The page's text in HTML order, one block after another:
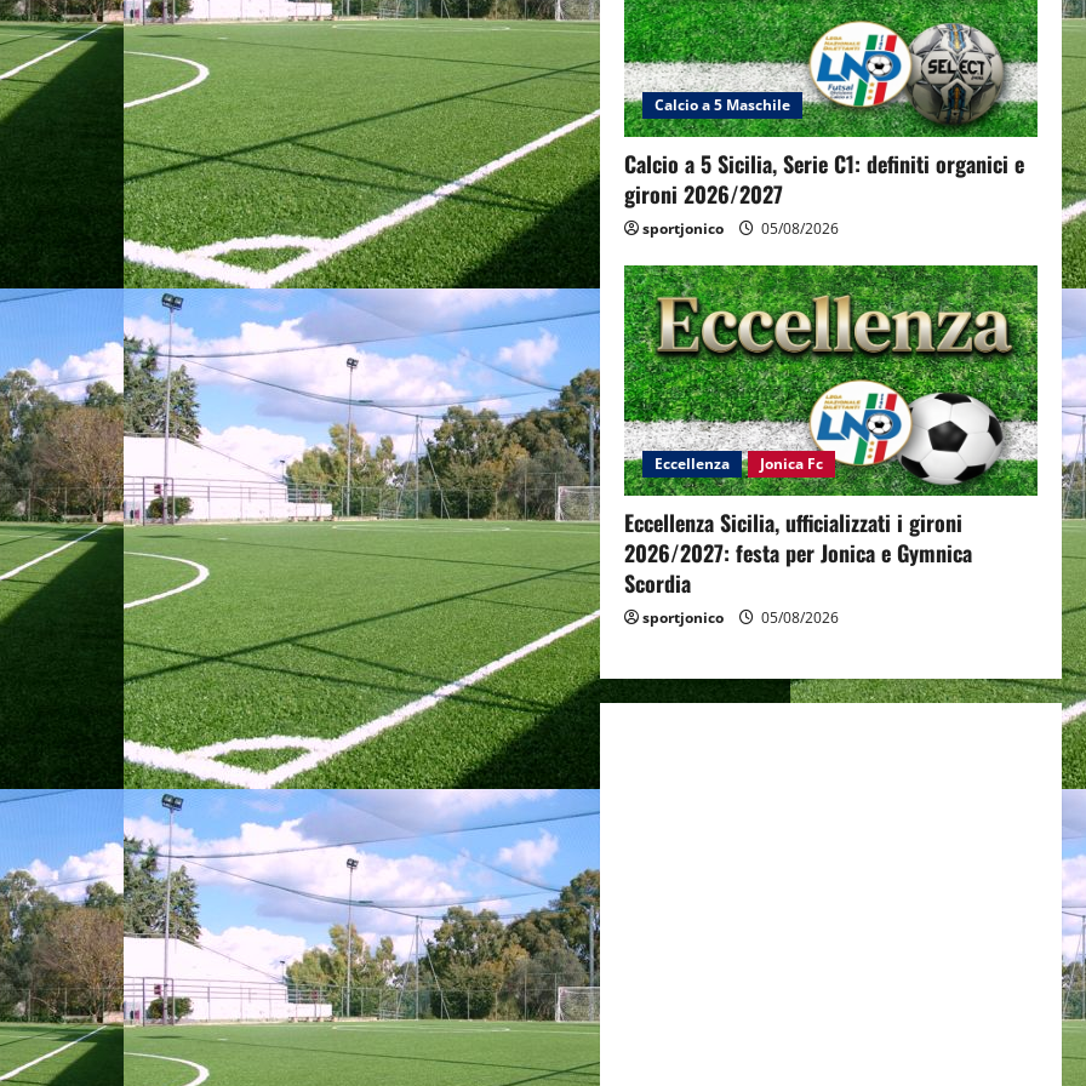
Calcio a 5 Maschile
Calcio a 5 Sicilia, Serie C1: definiti organici e
gironi 2026/2027
sportjonico 05/08/2026
Eccellenza Jonica Fc
Eccellenza Sicilia, ufficializzati i gironi
2026/2027: festa per Jonica e Gymnica
Scordia
sportjonico 05/08/2026